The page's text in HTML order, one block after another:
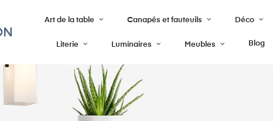
Art de la table Canapés et fauteuils Déco
Literie Luminaires Meubles Blog